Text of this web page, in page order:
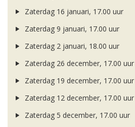
Zaterdag 16 januari, 17.00 uur
Zaterdag 9 januari, 17.00 uur
Zaterdag 2 januari, 18.00 uur
Zaterdag 26 december, 17.00 uur
Zaterdag 19 december, 17.00 uur
Zaterdag 12 december, 17.00 uur
Zaterdag 5 december, 17.00 uur